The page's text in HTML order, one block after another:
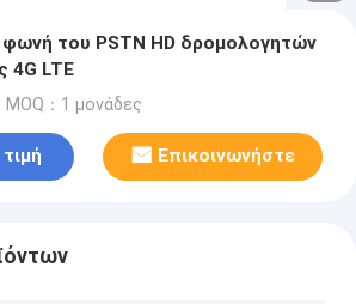
φωνή του PSTN HD δρομολογητών
4G LTE
MOQ：1 μονάδες
Επικοινωνήστε